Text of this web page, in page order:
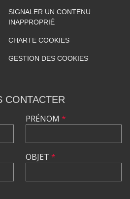
SIGNALER UN CONTENU
INAPPROPRIÉ
CHARTE COOKIES
GESTION DES COOKIES
CONTACTER
PRÉNOM *
OBJET *